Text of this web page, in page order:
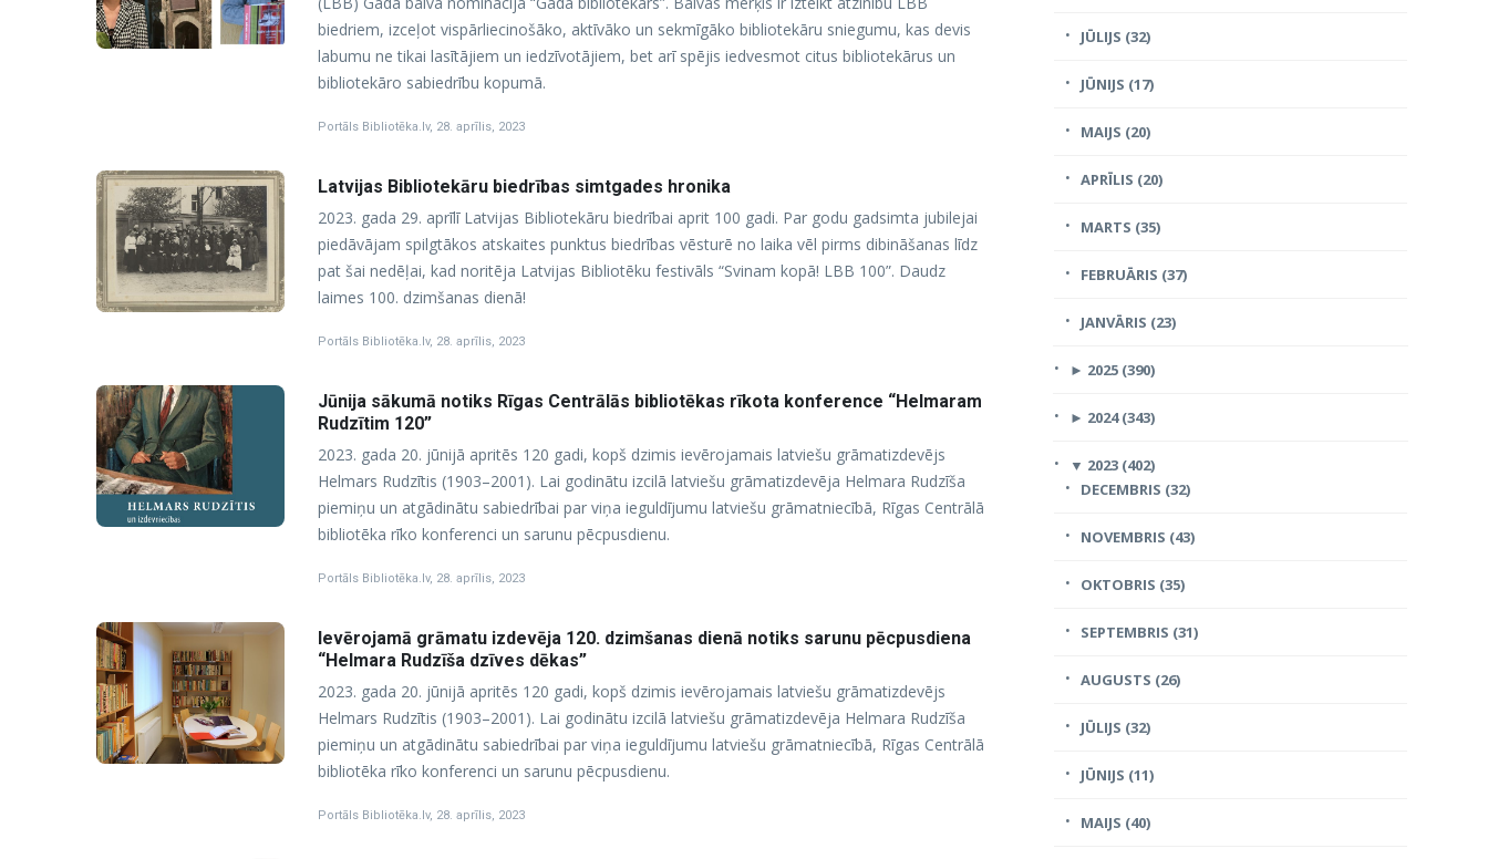
biedriem, izceļot vispārliecinošāko, aktīvāko un sekmīgāko bibliotekāru sniegumu, kas devis
labumu ne tikai lasītājiem un iedzīvotājiem, bet arī spējis iedvesmot citus bibliotekārus un
bibliotekāro sabiedrību kopumā.
Portāls Bibliotēka.lv, 28. aprīlis, 2023
Latvijas Bibliotekāru biedrības simtgades hronika
2023. gada 29. aprīlī Latvijas Bibliotekāru biedrībai aprit 100 gadi. Par godu gadsimta jubilejai
piedāvājam spilgtākos atskaites punktus biedrības vēsturē no laika vēl pirms dibināšanas līdz
pat šai nedēļai, kad noritēja Latvijas Bibliotēku festivāls “Svinam kopā! LBB 100”. Daudz
laimes 100. dzimšanas dienā!
Portāls Bibliotēka.lv, 28. aprīlis, 2023
Jūnija sākumā notiks Rīgas Centrālās bibliotēkas rīkota konference “Helmaram
Rudzītim 120”
2023. gada 20. jūnijā apritēs 120 gadi, kopš dzimis ievērojamais latviešu grāmatizdevējs
Helmars Rudzītis (1903–2001). Lai godinātu izcilā latviešu grāmatizdevēja Helmara Rudzīša
piemiņu un atgādinātu sabiedrībai par viņa ieguldījumu latviešu grāmatniecībā, Rīgas Centrālā
bibliotēka rīko konferenci un sarunu pēcpusdienu.
Portāls Bibliotēka.lv, 28. aprīlis, 2023
Ievērojamā grāmatu izdevēja 120. dzimšanas dienā notiks sarunu pēcpusdiena
“Helmara Rudzīša dzīves dēkas”
2023. gada 20. jūnijā apritēs 120 gadi, kopš dzimis ievērojamais latviešu grāmatizdevējs
Helmars Rudzītis (1903–2001). Lai godinātu izcilā latviešu grāmatizdevēja Helmara Rudzīša
piemiņu un atgādinātu sabiedrībai par viņa ieguldījumu latviešu grāmatniecībā, Rīgas Centrālā
bibliotēka rīko konferenci un sarunu pēcpusdienu.
Portāls Bibliotēka.lv, 28. aprīlis, 2023
JŪLIJS (32)
JŪNIJS (17)
MAIJS (20)
APRĪLIS (20)
MARTS (35)
FEBRUĀRIS (37)
JANVĀRIS (23)
► 2025 (390)
► 2024 (343)
▼ 2023 (402)
DECEMBRIS (32)
NOVEMBRIS (43)
OKTOBRIS (35)
SEPTEMBRIS (31)
AUGUSTS (26)
JŪLIJS (32)
JŪNIJS (11)
MAIJS (40)